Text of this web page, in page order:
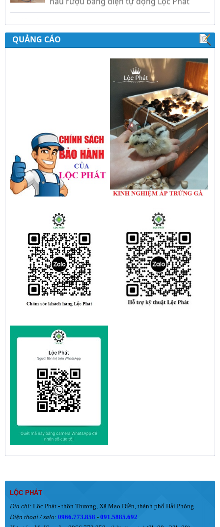
Hướng dẫn sử dụng bộ điều khiển ủ sữa
chua công nghiệp Lộc Phát
Hướng dẫn sử dụng bộ điều khiển độ ẩm
gold, nhiệt độ và ánh sáng tự động Lộc
QUẢNG CÁO
LỘC PHÁT
Địa chỉ: Lộc Phát - thôn Thượng, Xã Mao Điền, thành phố Hải Phòng
Điện thoại / zalo: 0966.773.858 - 091.5885.692